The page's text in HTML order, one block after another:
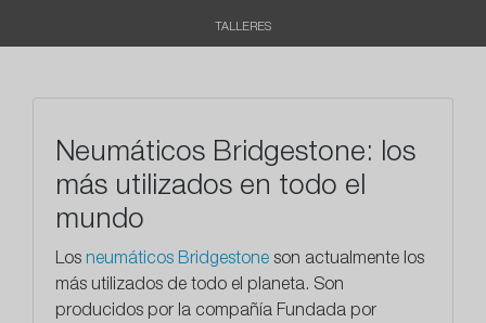
TALLERES
Neumáticos Bridgestone: los
más utilizados en todo el
mundo
Los neumáticos Bridgestone son actualmente los
más utilizados de todo el planeta. Son
producidos por la compañía Fundada por